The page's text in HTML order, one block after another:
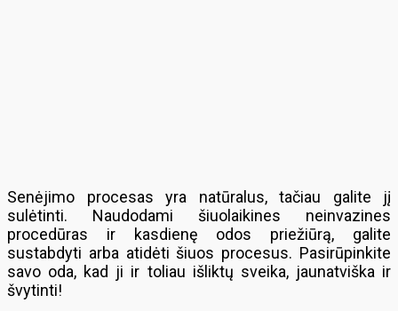
Senėjimo procesas yra natūralus, tačiau galite jį
sulėtinti. Naudodami šiuolaikines neinvazines
procedūras ir kasdienę odos priežiūrą, galite
sustabdyti arba atidėti šiuos procesus. Pasirūpinkite
savo oda, kad ji ir toliau išliktų sveika, jaunatviška ir
švytinti!